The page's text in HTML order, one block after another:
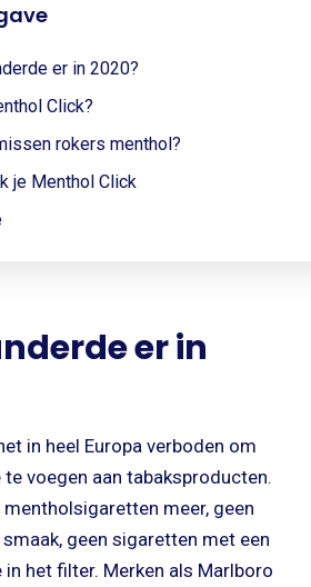
er in 2020?
Click?
rokers menthol?
je Menthol Click
er in
in heel Europa verboden om
voegen aan tabaksproducten.
meer, geen
geen sigaretten met een
het filter. Merken als Marlboro